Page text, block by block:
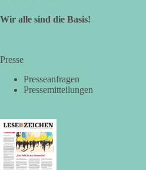
Wir alle sind die Basis!
Presse
Presseanfragen
Pressemitteilungen